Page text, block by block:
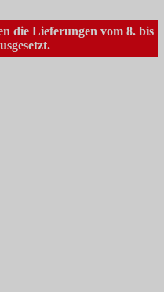
die Lieferungen vom 8. bis